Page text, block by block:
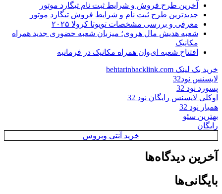
آخرین طرح فروش و شرایط ثبت نام تیگارد موتور
جدیدترین طرح ثبت نام و شرایط فروش تیگارد موتور
معرفی و بررسی مشخصات تویوتا کرولا ۲۰۲۵
شعبه هدیش مال هروی؛ میزبان شعبه حضوری جدید همراه
مکانیک
افتتاح شعبه ای‌وان همراه مکانیک در فرمانیه
خرید بک لینک behtarinbacklink.com
لایسنس نود32
پسورد نود 32
اوکلی لایسنس رایگان نود 32
همیار نود 32
بهترین سئو
رایگان
خرید آنتی ویروس
آخرین دیدگاه‌ها
بایگانی‌ها